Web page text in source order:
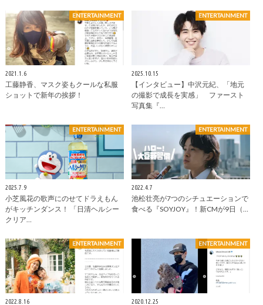
ENTERTAINMENT
2021.1.6
工藤静香、マスク姿もクールな私服
ショットで新年の挨拶！
ENTERTAINMENT
2025.10.15
【インタビュー】中沢元紀、「地元
の撮影で成長を実感」 ファースト
写真集『…
ENTERTAINMENT
2025.7.9
小芝風花の歌声にのせてドラえもん
がキッチンダンス！ 「日清ヘルシー
クリア…
ENTERTAINMENT
2022.4.7
池松壮亮が7つのシチュエーションで
食べる『SOYJOY』！新CMが9日（…
ENTERTAINMENT
2022.8.16
ENTERTAINMENT
2020.12.25